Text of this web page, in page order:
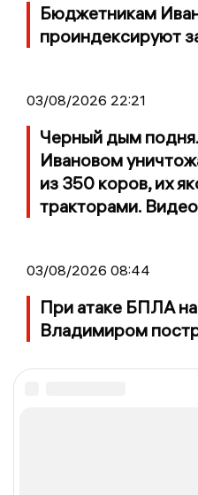
Бюджетникам
проиндексируют
03/08/2026 22:21
Черный дым
Ивановом
из 350 коров, их
тракторами. Видео
03/08/2026 08:44
При атаке БПЛА
Владимиром